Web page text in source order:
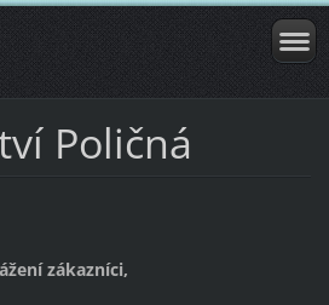
Poličná
zákazníci,